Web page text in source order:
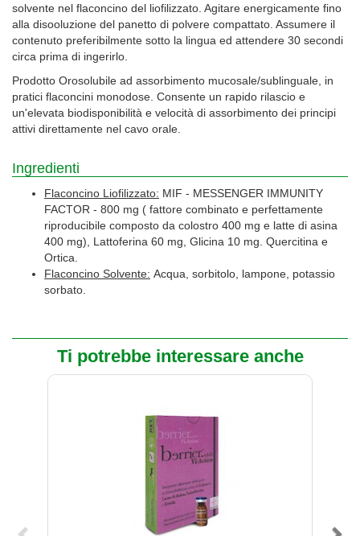
solvente nel flaconcino del liofilizzato. Agitare energicamente fino
alla disooluzione del panetto di polvere compattato. Assumere il
contenuto preferibilmente sotto la lingua ed attendere 30 secondi
circa prima di ingerirlo.
Prodotto Orosolubile ad assorbimento mucosale/sublinguale, in
pratici flaconcini monodose. Consente un rapido rilascio e
un'elevata biodisponibilità e velocità di assorbimento dei principi
attivi direttamente nel cavo orale.
Ingredienti
Flaconcino Liofilizzato: MIF - MESSENGER IMMUNITY
FACTOR - 800 mg ( fattore combinato e perfettamente
riproducibile composto da colostro 400 mg e latte di asina
400 mg), Lattoferina 60 mg, Glicina 10 mg. Quercitina e
Ortica.
Flaconcino Solvente: Acqua, sorbitolo, lampone, potassio
sorbato.
Ti potrebbe interessare anche